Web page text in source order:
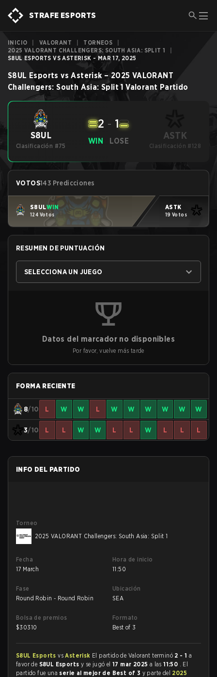
STRAFE ESPORTS
INICIO VALORANT TORNEOS
2025 VALORANT CHALLENGERS: SOUTH ASIA: SPLIT 1
S8UL ESPORTS VS ASTERISK - MAR 17, 2025
S8UL Esports vs Asterisk–2025 VALORANT
Challengers: South Asia: Split 1 Valorant Partido
S8UL
Clasificación #75
WIN
2 - 1
LOSE ASTK
Clasificación #128
VOTOS143 Predicciones
S8ULWIN
124 Votos
ASTK
19 Votos
RESUMEN DE PUNTUACIÓN
SELECCIONA UN JUEGO
Datos del marcador no disponibles
Por favor, vuelve más tarde
FORMA RECIENTE
8/10 L W W L W W W W W W
3/10 L L W W L L W L L L
INFO DEL PARTIDO
Torneo
2025 VALORANT Challengers: South Asia: Split 1
Fecha
17 March
Hora de inicio
11:50
Fase
Round Robin - Round Robin
Ubicación
SEA
Bolsa de premios
$30310
Formato
Best of 3
S8UL EsportsvsAsterisk El partido de Valorant terminó 2 - 1 a
favor de S8UL Esports y se jugó el17 mar 2025 a las11:50 . El
partido fue una serie al mejor de Best of 3 y parte del 2025